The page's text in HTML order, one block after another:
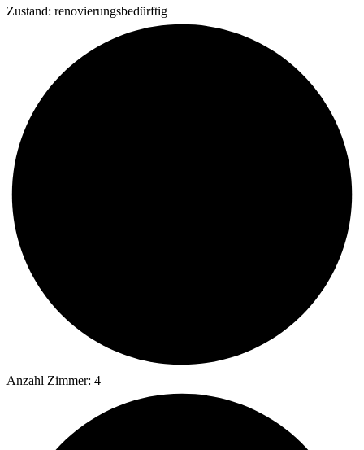
Zustand: renovierungsbedürftig
Anzahl Zimmer: 4